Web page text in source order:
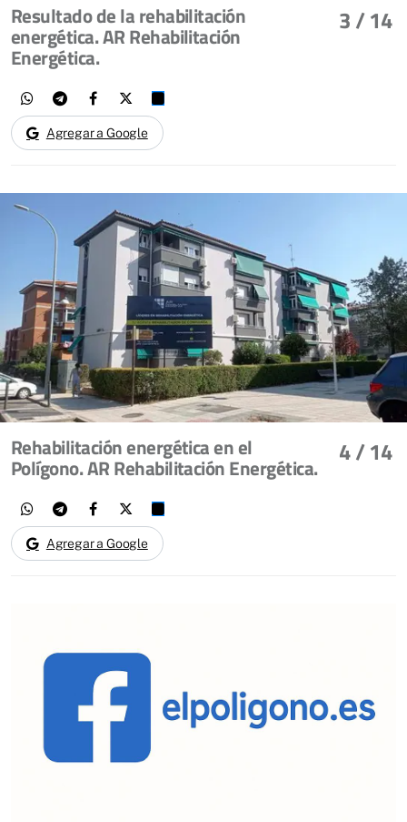
3/ 14
Resultado de la rehabilitación
energética. AR Rehabilitación
Energética.
Agregar a Google
4/ 14
Rehabilitación energética en el
Polígono. AR Rehabilitación Energética.
Agregar a Google